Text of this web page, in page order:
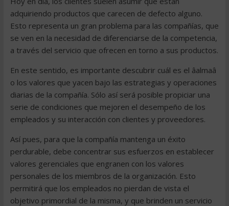
adquiriendo productos que carecen de defecto alguno.
Esto representa un gran problema para las compañías, que
se ven en la necesidad de diferenciarse de la competencia,
a través del servicio que ofrecen en torno a sus productos.
En este sentido, es importante descubrir cuál es el âalmaâ
o los valores que yacen bajo las estrategias y operaciones
diarias de la compañía. Sólo así será posible propiciar una
serie de condiciones que mejoren el desempeño de los
empleados y su interacción con clientes y proveedores.
Así pues, para que la compañía mantenga un éxito
perdurable, debe concentrar sus esfuerzos en establecer
valores gerenciales que engranen con los valores
personales de los miembros de la organización. Esto
permitirá que los empleados no pierdan de vista el
objetivo primordial de la misma, y que brinden un servicio